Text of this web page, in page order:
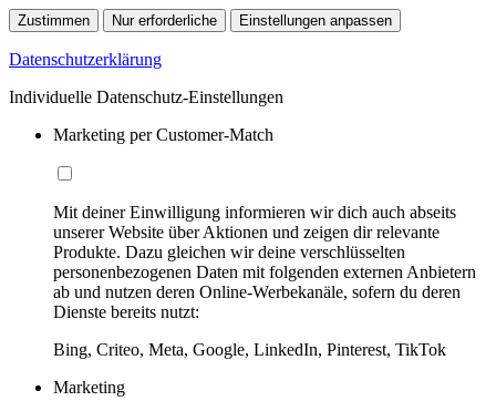
Zustimmen Nur erforderliche Einstellungen anpassen
Datenschutzerklärung
Individuelle Datenschutz-Einstellungen
Marketing per Customer-Match
Mit deiner Einwilligung informieren wir dich auch abseits
unserer Website über Aktionen und zeigen dir relevante
Produkte. Dazu gleichen wir deine verschlüsselten
personenbezogenen Daten mit folgenden externen Anbietern
ab und nutzen deren Online-Werbekanäle, sofern du deren
Dienste bereits nutzt:
Bing, Criteo, Meta, Google, LinkedIn, Pinterest, TikTok
Marketing